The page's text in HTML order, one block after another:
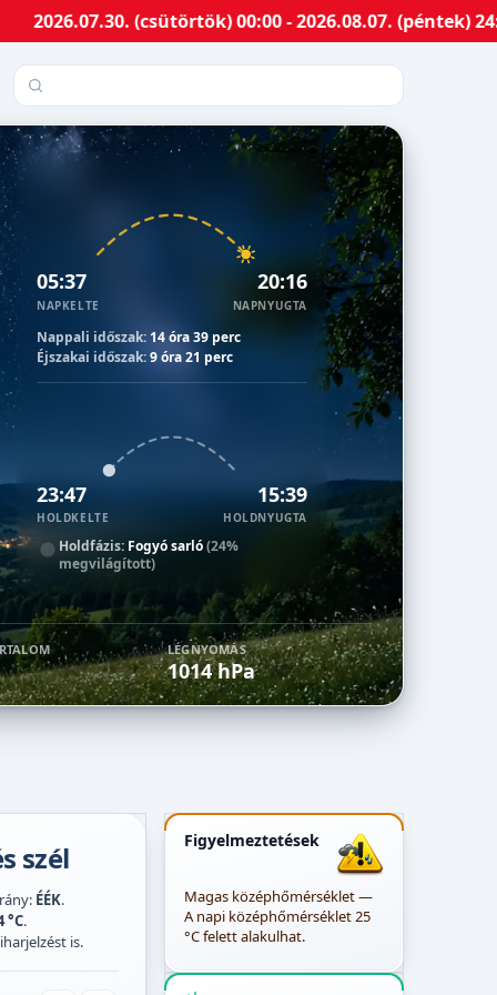
(csütörtök) 00:00 - 2026.08.07. (péntek) 24:00-ig
Település keresése
05:37
NAPKELTE
20:16
NAPNYUGTA
Nappali időszak: 14 óra 39 perc
Éjszakai időszak:9 óra 21 perc
23:47
HOLDKELTE
15:39
HOLDNYUGTA
Holdfázis: Fogyó sarló(24%
megvilágított)
LÉGNYOMÁS
1014 hPa
szél
ÉÉK.
°C.
is.
Figyelmeztetések
Magas középhőmérséklet —
A napi középhőmérséklet 25
°C felett alakulhat.